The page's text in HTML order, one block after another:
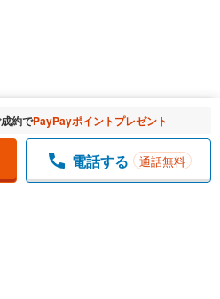
。 一覧を開く
約でPayPayポイントプレゼント
電話する 通話無料